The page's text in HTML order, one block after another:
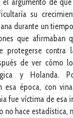
el argumento de
su
durante un
que afirmaban
protegerse contra
de ver cómo
y Holanda.
esa época, con
fue víctima de esa
no hace estadística,